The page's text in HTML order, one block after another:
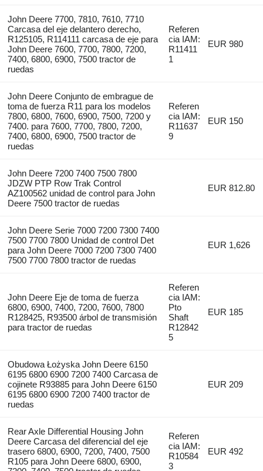
John Deere 7700, 7810, 7610, 7710
Carcasa del eje delantero derecho,
R125105, R114111 carcasa de eje para
John Deere 7600, 7700, 7800, 7200,
7400, 6800, 6900, 7500 tractor de
ruedas
Referen
cia IAM:
R11411
1
EUR 980
John Deere Conjunto de embrague de
toma de fuerza R11 para los modelos
7800, 6800, 7600, 6900, 7500, 7200 y
7400. para 7600, 7700, 7800, 7200,
7400, 6800, 6900, 7500 tractor de
ruedas
Referen
cia IAM:
R11637
9
EUR 150
John Deere 7200 7400 7500 7800
JDZW PTP Row Trak Control
AZ100562 unidad de control para John
Deere 7500 tractor de ruedas
EUR 812.80
John Deere Serie 7000 7200 7300 7400
7500 7700 7800 Unidad de control Det
para John Deere 7000 7200 7300 7400
7500 7700 7800 tractor de ruedas
EUR 1,626
John Deere Eje de toma de fuerza
6800, 6900, 7400, 7200, 7600, 7800
R128425, R93500 árbol de transmisión
para tractor de ruedas
Referen
cia IAM:
Pto
Shaft
R12842
5
EUR 185
Obudowa Łożyska John Deere 6150
6195 6800 6900 7200 7400 Carcasa de
cojinete R93885 para John Deere 6150
6195 6800 6900 7200 7400 tractor de
ruedas
EUR 209
Rear Axle Differential Housing John
Deere Carcasa del diferencial del eje
trasero 6800, 6900, 7200, 7400, 7500
R105 para John Deere 6800, 6900,
Referen
cia IAM:
R10584
3
EUR 492